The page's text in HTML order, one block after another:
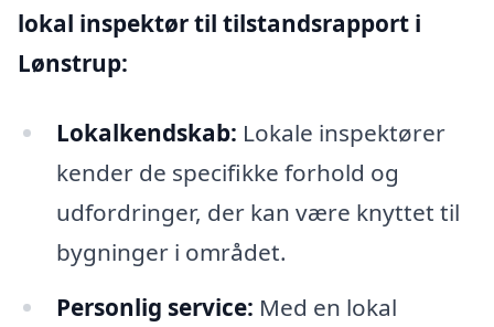
lokal inspektør til tilstandsrapport i
Lønstrup:
Lokalkendskab: Lokale inspektører
kender de specifikke forhold og
udfordringer, der kan være knyttet til
bygninger i området.
Personlig service: Med en lokal